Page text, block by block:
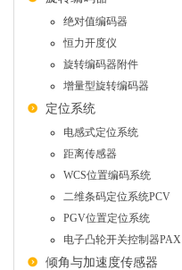
绝对值编码器
恒力开度仪
旋转编码器附件
增量型旋转编码器
定位系统
电感式定位系统
距离传感器
WCS位置编码系统
二维条码定位系统PCV
PGV位置定位系统
电子凸轮开关控制器PAX
倾角与加速度传感器